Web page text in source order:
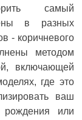
самый
в разных
- коричневого
методом
включающей
где это
ваш
рождения или